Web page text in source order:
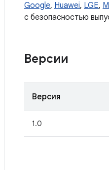
Google, Huawei, LGE,
с безопасностью
Версии
Версия
1.0